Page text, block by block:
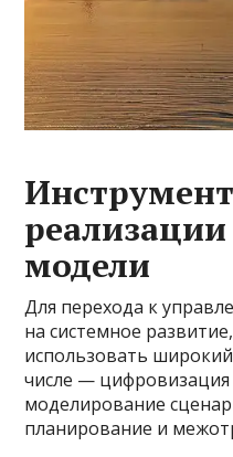
модели
Для перехода к
на системное
использовать
числе — цифровизация
моделирование
планирование и